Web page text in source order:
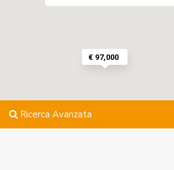
€ 97,000
Ricerca Avanzata